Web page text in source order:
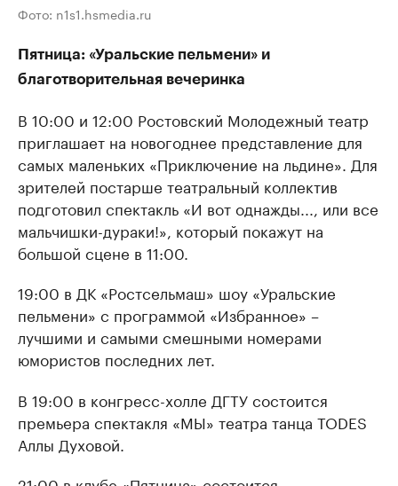
Фото: n1s1.hsmedia.ru
Пятница: «Уральские пельмени» и
благотворительная вечеринка
В 10:00 и 12:00 Ростовский Молодежный театр
приглашает на новогоднее представление для
самых маленьких «Приключение на льдине». Для
зрителей постарше театральный коллектив
подготовил спектакль «И вот однажды..., или все
мальчишки-дураки!», который покажут на
большой сцене в 11:00.
19:00 в ДК «Ростсельмаш» шоу «Уральские
пельмени» с программой «Избранное» –
лучшими и самыми смешными номерами
юмористов последних лет.
В 19:00 в конгресс-холле ДГТУ состоится
премьера спектакля «МЫ» театра танца TODES
Аллы Духовой.